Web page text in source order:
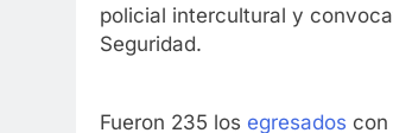
policial intercultural y
Seguridad.
Fueron 235 los egresados con